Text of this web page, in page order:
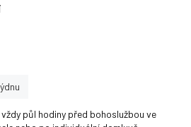
půl hodiny před bohoslužbou ve